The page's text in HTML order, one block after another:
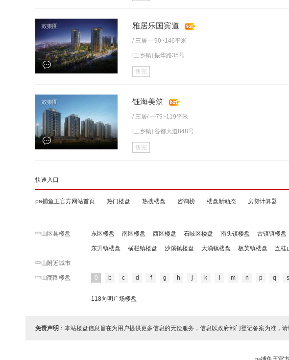
雅居乐国宾道
/ 三居 —90~146平米
[三乡镇] 振华路35号
售完
钰海美筑
/ 三居/ —79~119平米
[三乡镇] 谷都大道848号
售完
快速入口
pa捕鱼王官方网站首页 热门楼盘 热搜楼盘 咨询榜 楼盘新动态 房贷计算器
中山区县楼盘 东区楼盘 南区楼盘 西区楼盘 石岐区楼盘 南头镇楼盘 古镇镇楼盘
东升镇楼盘 横栏镇楼盘 沙溪镇楼盘 大涌镇楼盘 板芙镇楼盘 五桂
中山附近城市
中山商圈楼盘 0 b c d f g h j k m n p q s
118向明广场楼盘
免责声明 ：本站楼盘信息旨在为用户提供更多信息的无偿服务，信息以政府部门登记备案为准，请